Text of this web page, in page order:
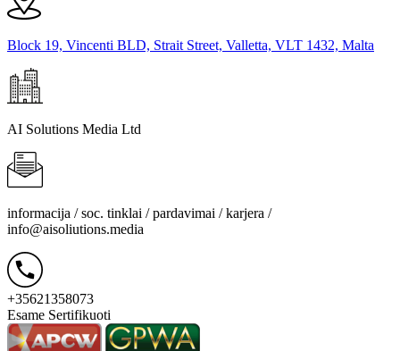
Block 19, Vincenti BLD, Strait Street, Valletta, VLT 1432, Malta
AI Solutions Media Ltd
informacija / soc. tinklai / pardavimai / karjera /
info@aisoliutions.media
+35621358073
Esame Sertifikuoti